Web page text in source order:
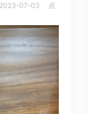
07-03
点